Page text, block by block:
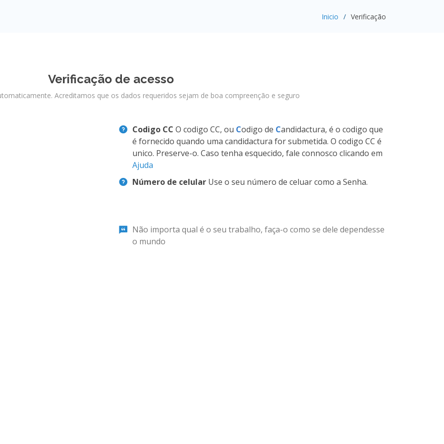
Inicio Verificação
Verificação de acesso
Acreditamos que os dados requeridos sejam de boa compreenção e seguro
Codigo CC O codigo CC, ou Codigo de Candidactura, é o codigo que
é fornecido quando uma candidactura for submetida. O codigo CC é
unico. Preserve-o. Caso tenha esquecido, fale connosco clicando em
Ajuda
Número de celular Use o seu número de celuar como a Senha.
Não importa qual é o seu trabalho, faça-o como se dele dependesse
o mundo